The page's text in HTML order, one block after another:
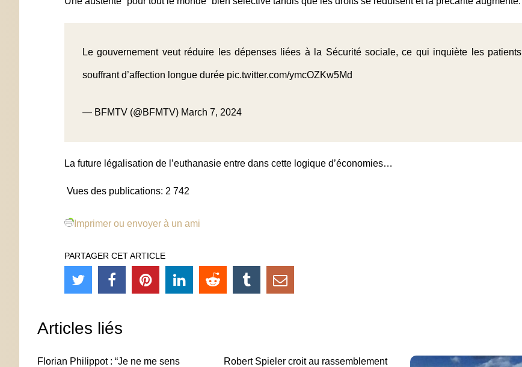
Le gouvernement veut réduire les dépenses liées à la Sécurité sociale, ce qui inquiète les patients
souffrant d’affection longue durée pic.twitter.com/ymcOZKw5Md
— BFMTV (@BFMTV) March 7, 2024
La future légalisation de l’euthanasie entre dans cette logique d’économies…
Vues des publications: 2 742
Imprimer ou envoyer à un ami
PARTAGER CET ARTICLE
Articles liés
Florian Philippot : “Je ne me sens
Robert Spieler croit au rassemblement